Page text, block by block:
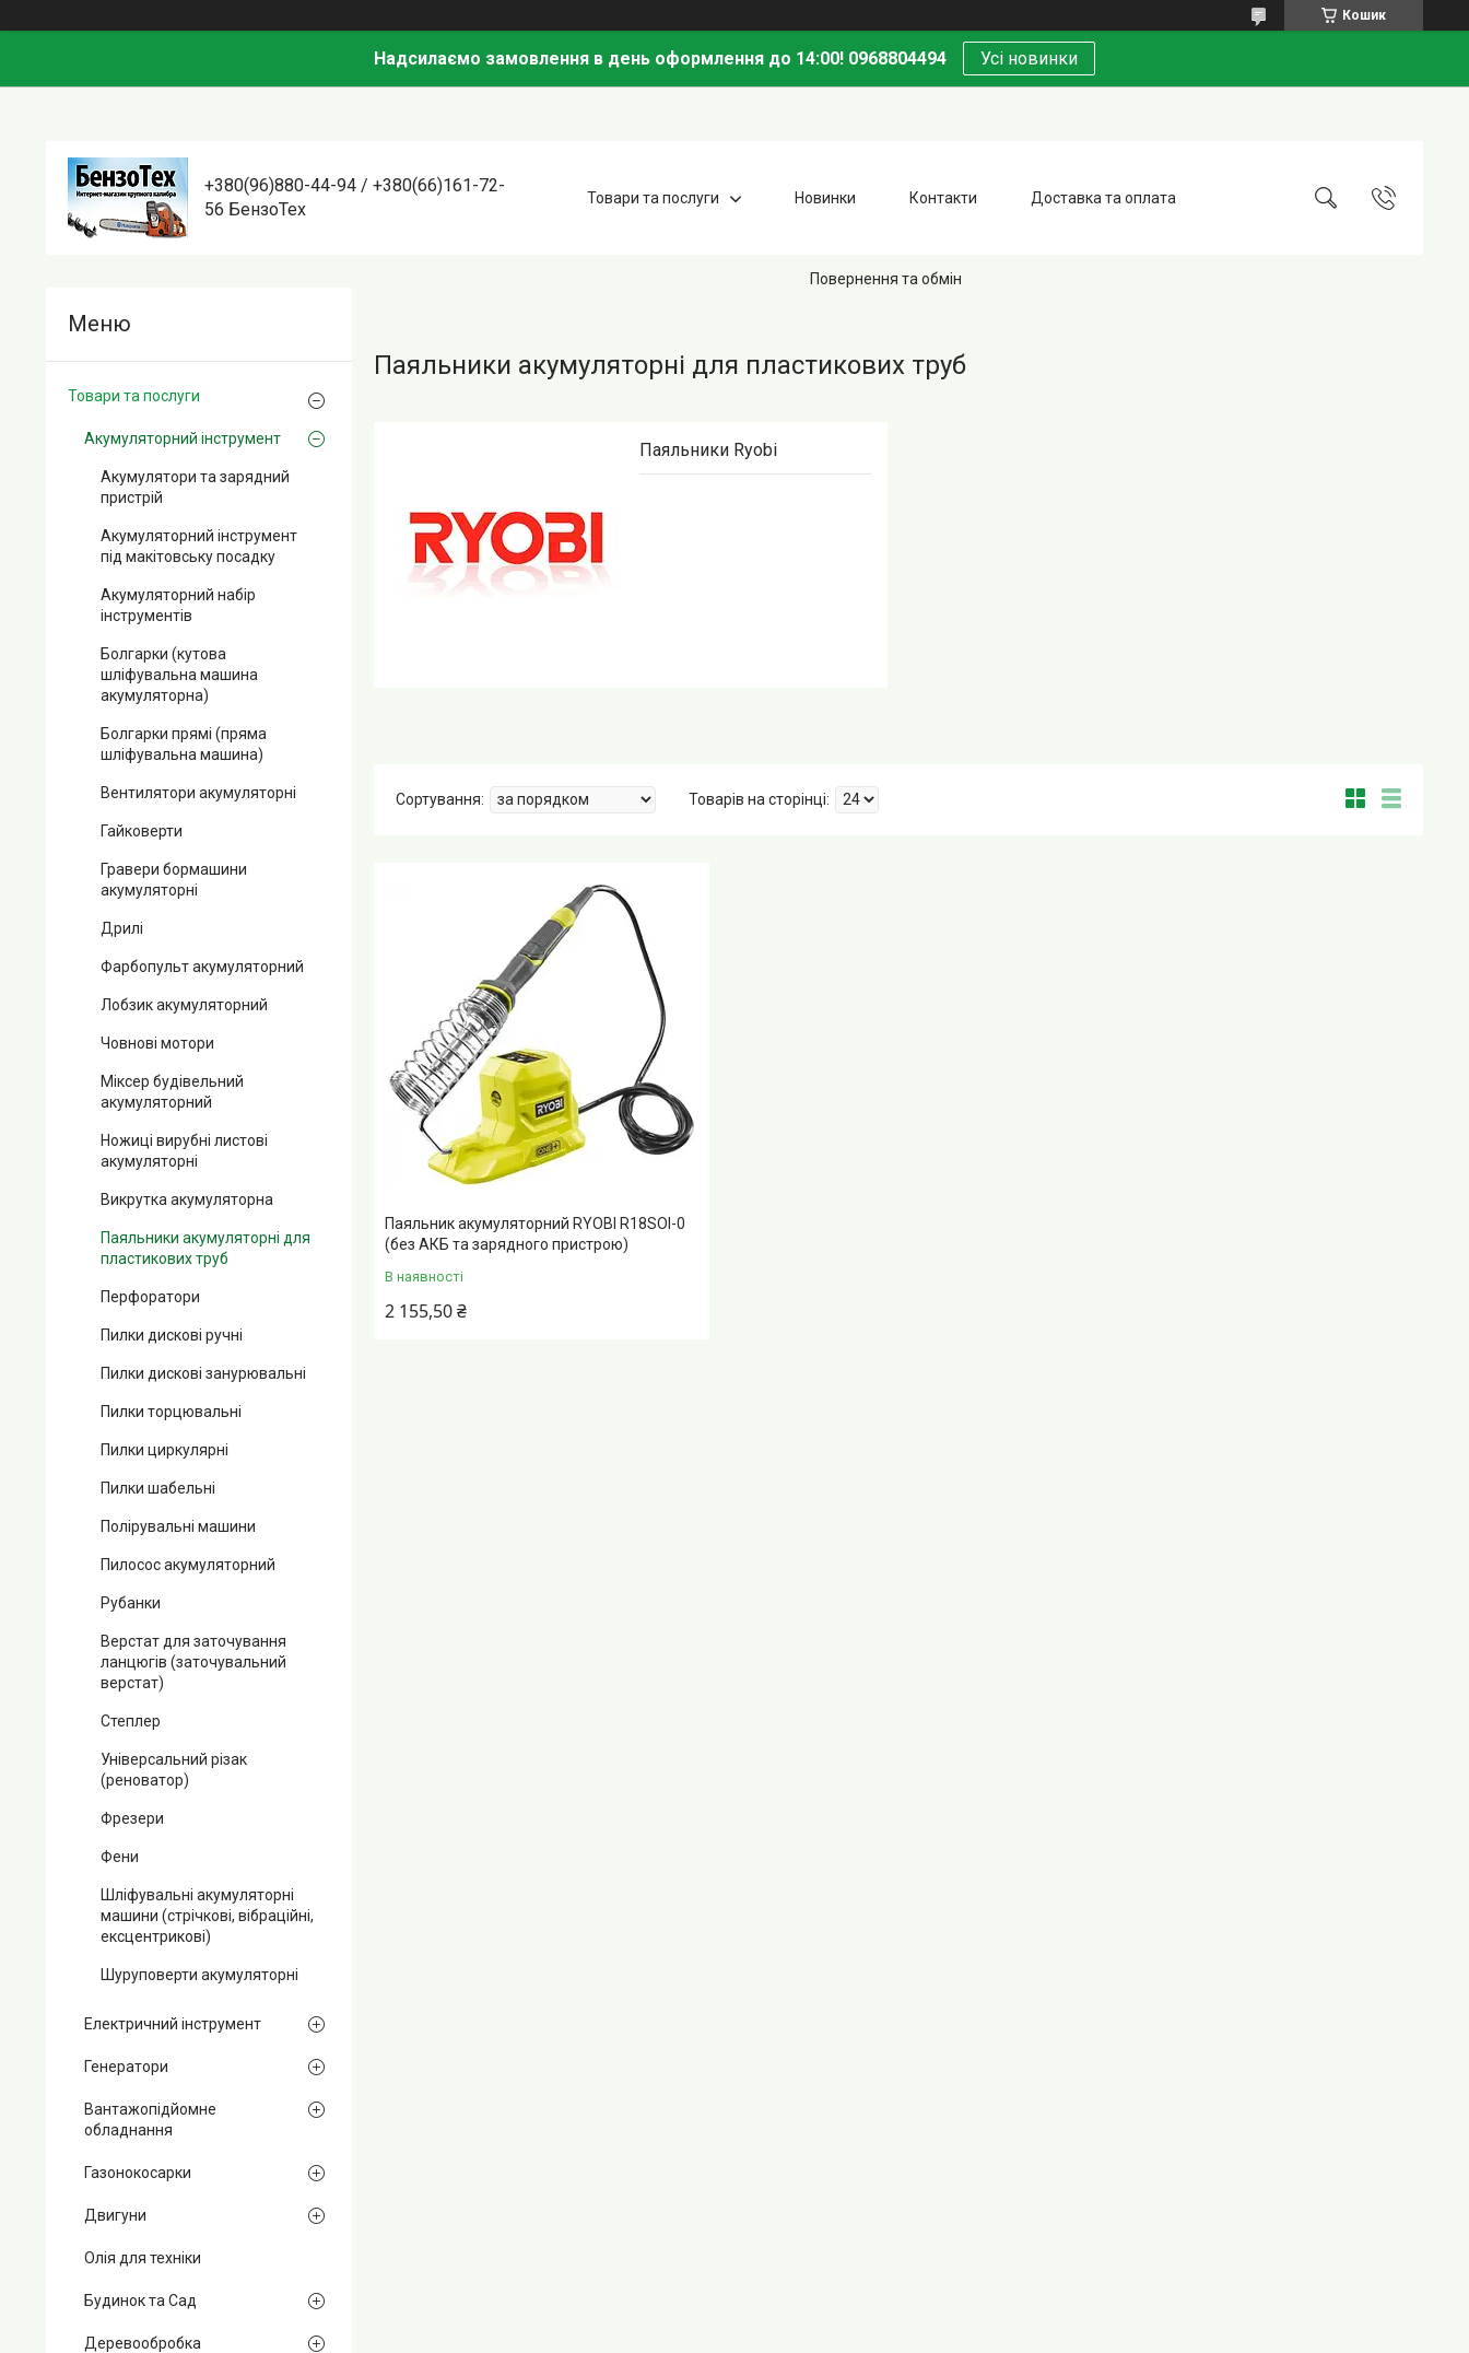
Кошик
Надсилаємо замовлення в день оформлення до 14:00! 0968804494 Усі новинки
+380(96)880-44-94 / +380(66)161-72-
56 БензоТех
Товари та послуги Новинки Контакти Доставка та оплата
Повернення та обмін
Паяльники акумуляторні для пластикових труб
Паяльники Ryobi
Паяльник акумуляторний RYOBI R18SOI-0
(без АКБ та зарядного пристрою)
В наявності
2 155,50 ₴
Товари та послуги
Акумуляторний інструмент
Акумулятори та зарядний
пристрій
Акумуляторний інструмент
під макітовську посадку
Акумуляторний набір
інструментів
Болгарки (кутова
шліфувальна машина
акумуляторна)
Болгарки прямі (пряма
шліфувальна машина)
Вентилятори акумуляторні
Гайковерти
Гравери бормашини
акумуляторні
Дрилі
Фарбопульт акумуляторний
Лобзик акумуляторний
Човнові мотори
Міксер будівельний
акумуляторний
Ножиці вирубні листові
акумуляторні
Викрутка акумуляторна
Паяльники акумуляторні для
пластикових труб
Перфоратори
Пилки дискові ручні
Пилки дискові занурювальні
Пилки торцювальні
Пилки циркулярні
Пилки шабельні
Полірувальні машини
Пилосос акумуляторний
Рубанки
Верстат для заточування
ланцюгів (заточувальний
верстат)
Степлер
Універсальний різак
(реноватор)
Фрезери
Фени
Шліфувальні акумуляторні
машини (стрічкові, вібраційні,
ексцентрикові)
Шуруповерти акумуляторні
Електричний інструмент
Генератори
Вантажопідйомне
обладнання
Газонокосарки
Двигуни
Олія для техніки
Будинок та Сад
Деревообробка